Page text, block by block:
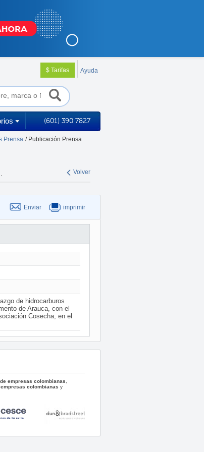
$ Tarifas Ayuda
(601) 390 7827
Prensa / Publicación Prensa
Volver
Enviar imprimir
de hidrocarburos
de Arauca, con el
Cosecha, en el
empresas colombianas
colombianas y